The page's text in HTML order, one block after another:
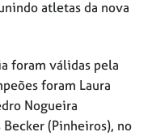
atletas da nova
foram válidas pela
foram Laura
Nogueira
(Pinheiros), no